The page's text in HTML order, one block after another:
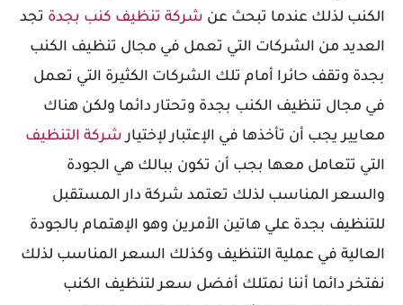
الكنب لذلك عندما تبحث عن شركة تنظيف كنب بجدة تجد
العديد من الشركات التي تعمل في مجال تنظيف الكنب
بجدة وتقف حائرا أمام تلك الشركات الكثيرة التي تعمل
في مجال تنظيف الكنب بجدة وتحتار دائما ولكن هناك
معايير يجب أن تأخذها في الإعتبار لإختيارشركة التنظيف
التي تتعامل معها بجب أن تكون ببالك هي الجودة
والسعر المناسب لذلك تعتمد شركة دار المستقبل
للتنظيف بجدة علي هاتين الأمرين وهو الإهتمام بالجودة
العالية في عملية التنظيف وكذلك السعر المناسب لذلك
نفتخر دائما أننا نمتلك أفضل سعر لتنظيف الكنب